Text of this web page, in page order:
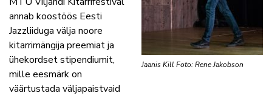
Jaanis Kill Foto: Rene Jakobson
annab koostöös Eesti
Jazzliiduga välja noore
kitarrimängija preemiat ja
ühekordset stipendiumit,
mille eesmärk on
väärtustada väljapaistvaid